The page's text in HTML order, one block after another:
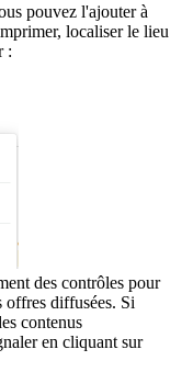
pouvez l'ajouter à
localiser le lieu
:
des contrôles pour
diffusées. Si
contenus
en cliquant sur